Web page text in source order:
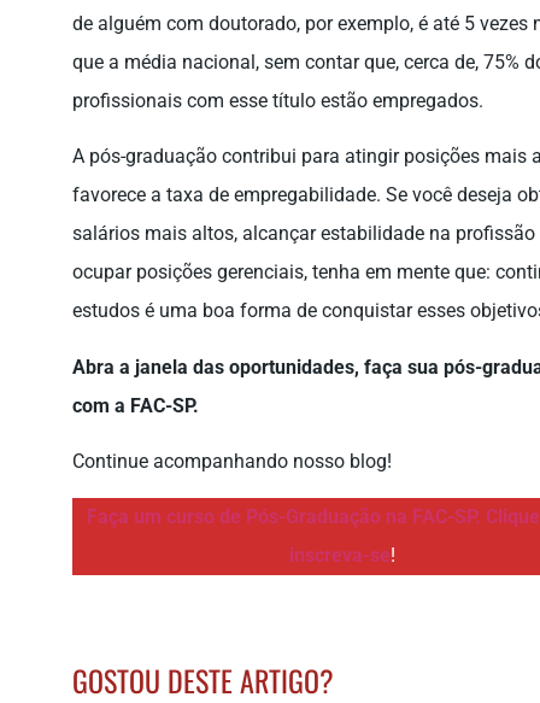
de alguém com doutorado, por exemplo, é até 5 vezes
que a média nacional, sem contar que, cerca de, 75%
profissionais com esse título estão empregados.
A pós-graduação contribui para atingir posições mais
favorece a taxa de empregabilidade. Se você deseja
salários mais altos, alcançar estabilidade na profissão
ocupar posições gerenciais, tenha em mente que:
estudos é uma boa forma de conquistar esses
Abra a janela das oportunidades, faça sua pós-
com a FAC-SP.
Continue acompanhando nosso blog!
Faça um curso de Pós-Graduação na FAC-SP.
inscreva-se!
GOSTOU DESTE ARTIGO?